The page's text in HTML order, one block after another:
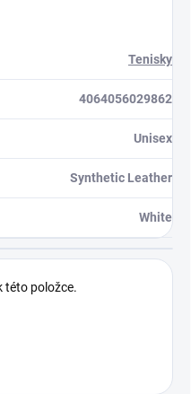
Tenisky
4064056029862
Unisex
Synthetic Leather
White
této položce.